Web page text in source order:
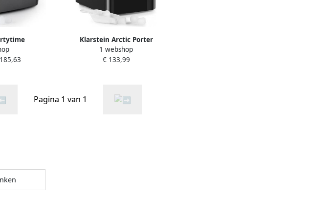
24h Kleine
Klarstein Arctic Porter
ijsblokjesmachine bullet-ijs 120W
12kg 24h Watertank: 2 liter
1 webshop
€ 133,99
Pagina 1 van 1